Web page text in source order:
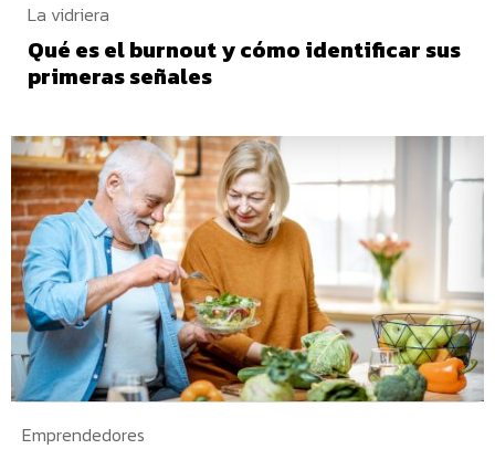
La vidriera
Qué es el burnout y cómo identificar sus
primeras señales
Emprendedores